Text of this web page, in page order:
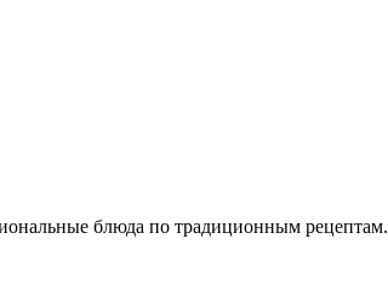
блюда по традиционным рецептам.